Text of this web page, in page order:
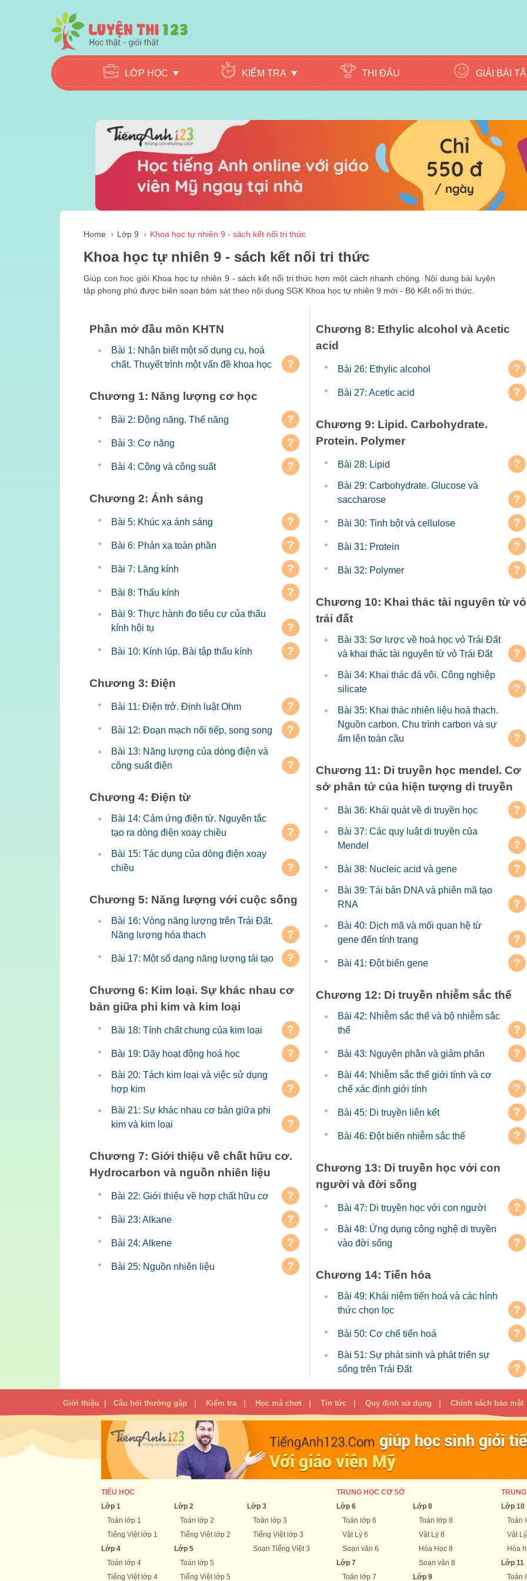
LỚP HỌC KIỂM TRA THI ĐẤU GIẢI BÀI
Home Lớp 9 Khoa học tự nhiên 9 - sách kết nối tri thức
Khoa học tự nhiên 9 - sách kết nối tri thức
Giúp con học giỏi Khoa học tự nhiên 9 - sách kết nối tri thức hơn một cách nhanh chóng. Nội dung bài luyện
tập phong phú được biên soạn bám sát theo nội dung SGK Khoa học tự nhiên 9 mới - Bộ Kết nối tri thức.
Phần mở đầu môn KHTN
Bài 1: Nhận biết một số dụng cụ, hoá
chất. Thuyết trình một vấn đề khoa học
?
Chương 1: Năng lượng cơ học
Bài 2: Động năng. Thế năng ?
Bài 3: Cơ năng ?
Bài 4: Công và công suất ?
Chương 2: Ánh sáng
Bài 5: Khúc xạ ánh sáng ?
Bài 6: Phản xạ toàn phần ?
Bài 7: Lăng kính ?
Bài 8: Thấu kính ?
Bài 9: Thực hành đo tiêu cự của thấu
kính hội tụ
?
Bài 10: Kính lúp. Bài tập thấu kính ?
Chương 3: Điện
Bài 11: Điện trở. Định luật Ohm ?
Bài 12: Đoạn mạch nối tiếp, song song ?
Bài 13: Năng lượng của dòng điện và
công suất điện
?
Chương 4: Điện từ
Bài 14: Cảm ứng điện từ. Nguyên tắc
tạo ra dòng điện xoay chiều
?
Bài 15: Tác dụng của dòng điện xoay
chiều
?
Chương 5: Năng lượng với cuộc sống
Bài 16: Vòng năng lượng trên Trái Đất.
Năng lượng hóa thạch
?
Bài 17: Một số dạng năng lượng tái tạo ?
Chương 6: Kim loại. Sự khác nhau cơ
bản giữa phi kim và kim loại
Bài 18: Tính chất chung của kim loại ?
Bài 19: Dãy hoạt động hoá học ?
Bài 20: Tách kim loại và việc sử dụng
hợp kim
?
Bài 21: Sự khác nhau cơ bản giữa phi
kim và kim loại
?
Chương 7: Giới thiệu về chất hữu cơ.
Hydrocarbon và nguồn nhiên liệu
Bài 22: Giới thiệu về hợp chất hữu cơ ?
Bài 23: Alkane ?
Bài 24: Alkene ?
Bài 25: Nguồn nhiên liệu ?
Chương 8: Ethylic alcohol và Acetic
acid
Bài 26: Ethylic alcohol ?
Bài 27: Acetic acid ?
Chương 9: Lipid. Carbohydrate.
Protein. Polymer
Bài 28: Lipid ?
Bài 29: Carbohydrate. Glucose và
saccharose
?
Bài 30: Tinh bột và cellulose ?
Bài 31: Protein ?
Bài 32: Polymer ?
Chương 10: Khai thác tài nguyên từ vỏ
trái đất
Bài 33: Sơ lược về hoá học vỏ Trái Đất
và khai thác tài nguyên từ vỏ Trái Đất
?
Bài 34: Khai thác đá vôi. Công nghiệp
silicate
?
Bài 35: Khai thác nhiên liệu hoá thạch.
Nguồn carbon. Chu trình carbon và sự
ấm lên toàn cầu
?
Chương 11: Di truyền học mendel. Cơ
sở phân tử của hiện tượng di truyền
Bài 36: Khái quát về di truyền học ?
Bài 37: Các quy luật di truyền của
Mendel
?
Bài 38: Nucleic acid và gene ?
Bài 39: Tái bản DNA và phiên mã tạo
RNA
?
Bài 40: Dịch mã và mối quan hệ từ
gene đến tính trạng
?
Bài 41: Đột biến gene ?
Chương 12: Di truyền nhiễm sắc thể
Bài 42: Nhiễm sắc thể và bộ nhiễm sắc
thể
?
Bài 43: Nguyên phân và giảm phân ?
Bài 44: Nhiễm sắc thể giới tính và cơ
chế xác định giới tính
?
Bài 45: Di truyền liên kết ?
Bài 46: Đột biến nhiễm sắc thể ?
Chương 13: Di truyền học với con
người và đời sống
Bài 47: Di truyền học với con người ?
Bài 48: Ứng dụng công nghệ di truyền
vào đời sống
?
Chương 14: Tiến hóa
Bài 49: Khái niệm tiến hoá và các hình
thức chọn lọc
?
Bài 50: Cơ chế tiến hoá ?
Bài 51: Sự phát sinh và phát triển sự
sống trên Trái Đất
?
Giới thiệu Câu hỏi thường gặp Kiểm tra Học mà chơi Tin tức Quy định sử dụng Chính sách bảo mật
TIỂU HỌC
Lớp 1
Toán lớp 1
Tiếng Việt lớp 1
Lớp 4
Toán lớp 4
Tiếng Việt lớp 4
Lớp 2
Toán lớp 2
Tiếng Việt lớp 2
Lớp 5
Toán lớp 5
Tiếng Việt lớp 5
Lớp 3
Toán lớp 3
Tiếng Việt lớp 3
Soạn Tiếng Việt 3
TRUNG HỌC CƠ SỞ
Lớp 6
Toán lớp 6
Vật Lý 6
Soạn văn 6
Lớp 7
Toán lớp 7
Lớp 8
Toán lớp 8
Vật Lý 8
Hóa Học 8
Soạn văn 8
Lớp 9
Lớp 10
Toán
Vật
Hóa
Lớp 11
Toán